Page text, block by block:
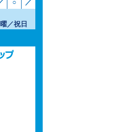
○
／
／祝日